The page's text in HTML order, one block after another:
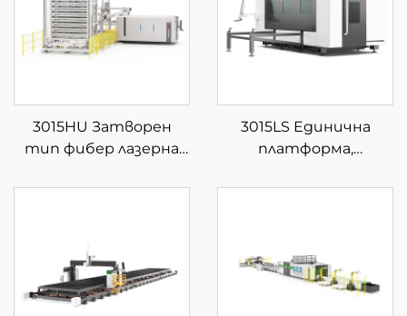
3015HU Затворен
тип фибер лазерна
автоматично
материали
3015LS Единична
платформа,
лазерна машина за